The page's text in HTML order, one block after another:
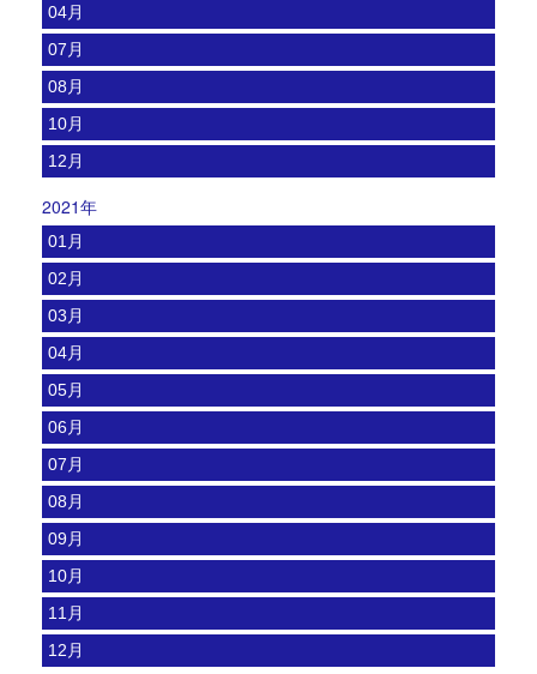
04月
07月
08月
10月
12月
2021年
01月
02月
03月
04月
05月
06月
07月
08月
09月
10月
11月
12月